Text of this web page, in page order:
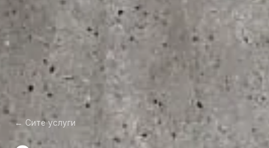
← Сите услуги